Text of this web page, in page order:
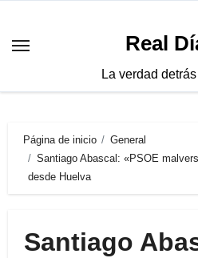
contenido
Real
La verdad
Página de inicio
General
Santiago Abascal: «PSOE
desde Huelva
Santiago